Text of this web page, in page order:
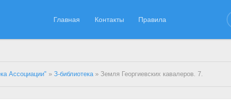
Главная Контакты Правила
Ассоциации" »З-библиотека» Земля Георгиевских кавалеров. 7.